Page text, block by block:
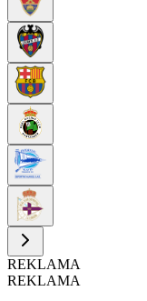
REKLAMA
REKLAMA